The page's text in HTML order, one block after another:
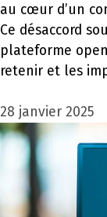
au cœur d’un
Ce désaccord
plateforme
retenir et les
28 janvier 2025